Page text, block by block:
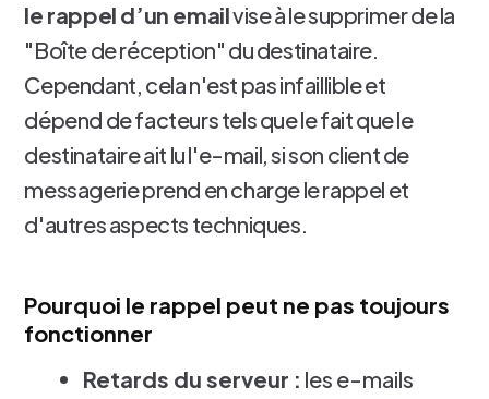
le rappel d’un emailvise à le supprimer de la
"Boîte de réception" du destinataire.
Cependant, cela n'est pas infaillible et
dépend de facteurs tels que le fait que le
destinataire ait lu l'e-mail, si son client de
messagerie prend en charge le rappel et
d'autres aspects techniques.
Pourquoi le rappel peut ne pas toujours
fonctionner
Retards du serveur : les e-mails